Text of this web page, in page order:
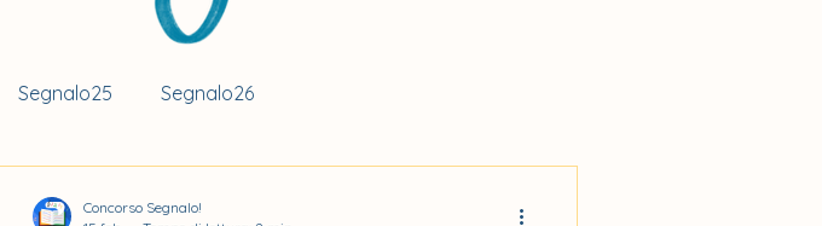
Segnalo25 Segnalo26
Concorso Segnalo!